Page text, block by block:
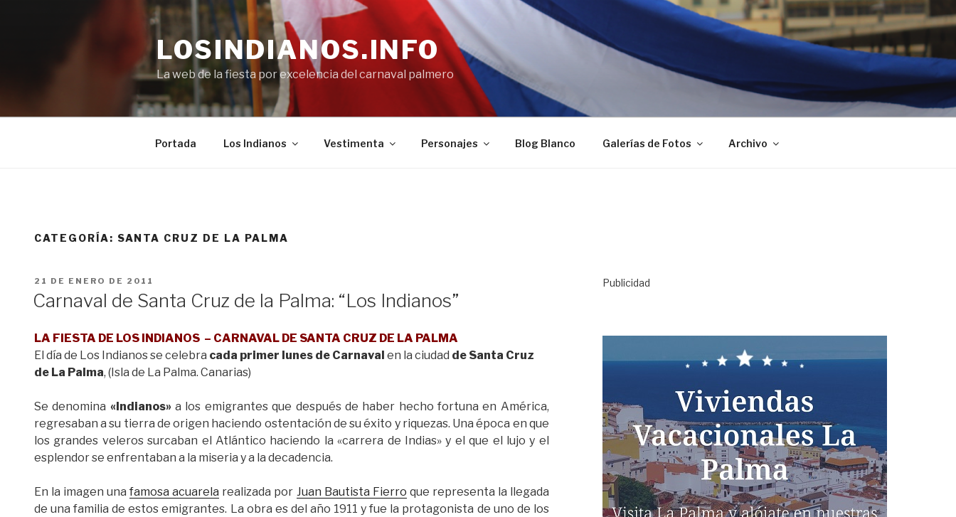
LOSINDIANOS.INFO
La web de la fiesta por excelencia del carnaval palmero
Portada Los Indianos Vestimenta Personajes Blog Blanco Galerías de Fotos Archivo
CATEGORÍA: SANTA CRUZ DE LA PALMA
PUBLICADO
21 DE ENERO DE 2011
Carnaval de Santa Cruz de la Palma: “Los Indianos”
LA FIESTA DE LOS INDIANOS – CARNAVAL DE SANTA CRUZ DE LA PALMA
El día de Los Indianos se celebra cada primer lunes de Carnaval en la ciudad de Santa Cruz
de La Palma, (Isla de La Palma. Canarias)
Se denomina «Indianos»a los emigrantes que después de haber hecho fortuna en América,
regresaban a su tierra de origen haciendo ostentación de su éxito y riquezas. Una época en que
los grandes veleros surcaban el Atlántico haciendo la «carrera de Indias» y el que el lujo y el
esplendor se enfrentaban a la miseria y a la decadencia.
En la imagen unafamosa acuarela realizada por Juan Bautista Fierro que representa la llegada
de una familia de estos emigrantes. La obra es del año 1911 y fue la protagonista de uno de los
Publicidad